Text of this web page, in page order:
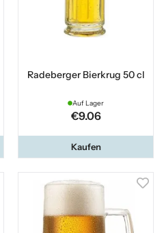
Radeberger Bierkrug 50 cl
Auf Lager
€9.06
Kaufen